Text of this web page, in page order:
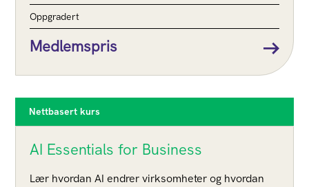
Oppgradert
Medlemspris
Nettbasert kurs
AI Essentials for Business
Lær hvordan AI endrer virksomheter og hvordan